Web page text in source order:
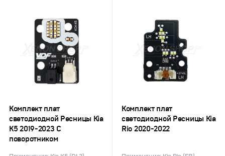
Комплект плат
светодиодной Ресницы Kia
K5 2019-2023 С
поворотником
Комплект плат
светодиодной Ресницы Kia
Rio 2020-2022